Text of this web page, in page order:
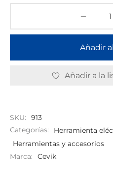
Añadir
Añadir a la
SKU:
913
Categorías:
Herramienta
Herramientas y accesorios
Marca:
Cevik